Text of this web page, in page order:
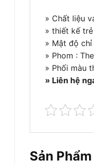
» Chất liệu
» thiết kế
» Mật độ
» Phom :
» Phối màu
» Liên hệ
Sản